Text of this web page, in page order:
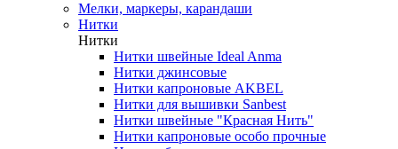
Мелки, маркеры, карандаши
Нитки
Нитки
Нитки швейные Ideal Anma
Нитки джинсовые
Нитки капроновые AKBEL
Нитки для вышивки Sanbest
Нитки швейные "Красная Нить"
Нитки капроновые особо прочные